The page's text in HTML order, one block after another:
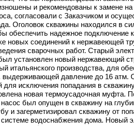
и рекомендованы к замене
согласовали с Заказчиком и
Оголовок скважины находился в
обеспечить надежное
новых соединений к нержавеющей
сварочных работ. Старый
установлен новый нержавеющий
итальянского производства, для
давление до 16
исключения попадания в
новая термоусадочная муфта.
был опущен в скважину на
и загерметизировал скважину от
водоснабжения дома. Новый